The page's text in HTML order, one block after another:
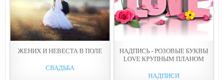
ЖЕНИХ И НЕВЕСТА В ПОЛЕ
СВАДЬБА
НАДПИСЬ - РОЗОВЫЕ БУКВЫ
LOVE КРУПНЫМ ПЛАНОМ
НАДПИСИ